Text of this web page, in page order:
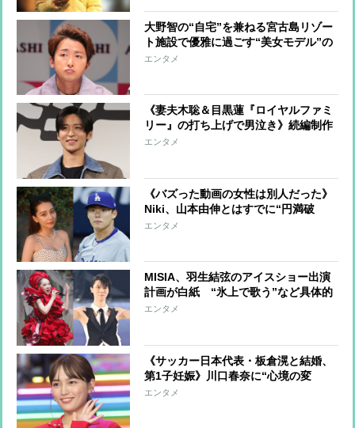
大野智の“自宅”を兼ねる宮古島リゾー
ト施設で優雅に過ごす“美女モデル”の
存在 SNSにクリスマスパーティーの
エンタメ
《妻夫木聡＆目黒蓮『ロイヤルファミ
リー』の打ち上げで男泣き》続編制作
懇願の妻夫木「なんとか蓮のスケジュ
エンタメ
《バズった動画の女性は別人だった》
Niki、山本由伸とはすでに“円満破
局” それでも「交際関係を否定しな
エンタメ
MISIA、羽生結弦のアイスショー出演
計画が白紙 “氷上で歌う”など具体的
な演出プランもあったが、条件が折り
エンタメ
《サッカー日本代表・板倉滉と結婚、
第1子妊娠》川口春奈に“心境の変
化”をもたらした主演映画『ママせ
エンタメ